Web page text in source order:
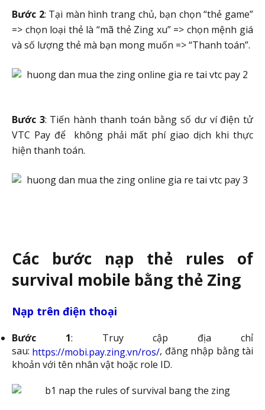
Bước 2: Tại màn hình trang chủ, bạn chọn “thẻ game”
=> chọn loại thẻ là “mã thẻ Zing xu” => chọn mệnh giá
và số lượng thẻ mà bạn mong muốn => “Thanh toán”.
Bước 3: Tiến hành thanh toán bằng số dư ví điện tử
VTC Pay để không phải mất phí giao dịch khi thực
hiện thanh toán.
Các bước nạp thẻ rules of
survival mobile bằng thẻ Zing
Nạp trên điện thoại
Bước 1: Truy cập địa chỉ
sau: https://mobi.pay.zing.vn/ros/, đăng nhập bằng tài
khoản với tên nhân vật hoặc role ID.